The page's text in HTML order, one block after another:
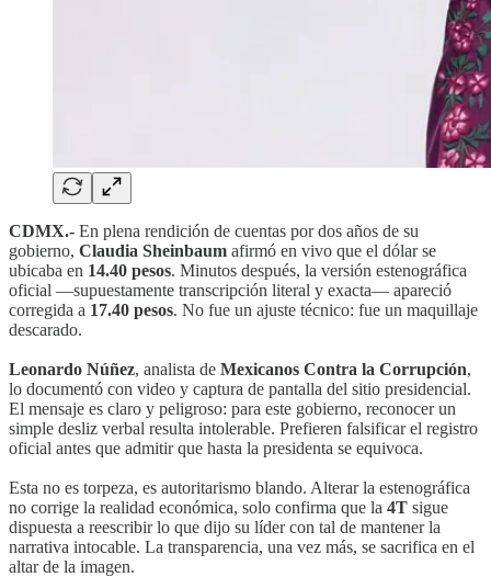
CDMX.- En plena rendición de cuentas por dos años de su
gobierno, Claudia Sheinbaum afirmó en vivo que el dólar se
ubicaba en 14.40 pesos. Minutos después, la versión estenográfica
oficial —supuestamente transcripción literal y exacta— apareció
corregida a 17.40 pesos. No fue un ajuste técnico: fue un maquillaje
descarado.
Leonardo Núñez, analista de Mexicanos Contra la Corrupción,
lo documentó con video y captura de pantalla del sitio presidencial.
El mensaje es claro y peligroso: para este gobierno, reconocer un
simple desliz verbal resulta intolerable. Prefieren falsificar el registro
oficial antes que admitir que hasta la presidenta se equivoca.
Esta no es torpeza, es autoritarismo blando. Alterar la estenográfica
no corrige la realidad económica, solo confirma que la 4T sigue
dispuesta a reescribir lo que dijo su líder con tal de mantener la
narrativa intocable. La transparencia, una vez más, se sacrifica en el
altar de la imagen.